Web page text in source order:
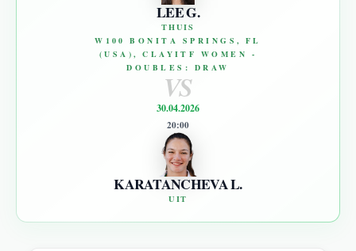
LEE G.
THUIS
W100 BONITA SPRINGS, FL
(USA), CLAYITF WOMEN -
DOUBLES: DRAW
VS
30.04.2026
20:00
KARATANCHEVA L.
UIT